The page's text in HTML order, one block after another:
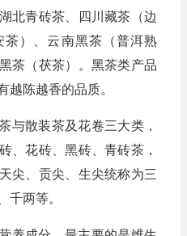
北青砖茶、四川藏茶（边
）、云南黑茶（普洱熟
茶（茯茶）。黑茶类产品
越陈越香的品质。
与散装茶及花卷三大类，
、花砖、黑砖、青砖茶，
尖、贡尖、生尖统称为三
千两等。